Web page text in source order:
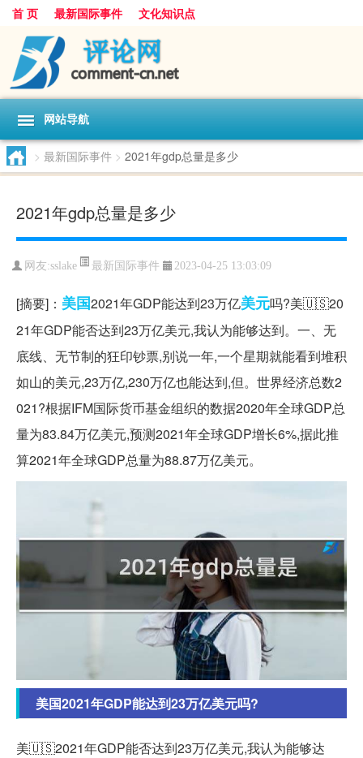
首 页 最新国际事件 文化知识点
网站导航
> 最新国际事件 > 2021年gdp总量是多少
2021年gdp总量是多少
网友:sslake 最新国际事件 2023-04-25 13:03:09
[摘要]： 美国2021年GDP能达到23万亿美元吗?美🇺🇸20
21年GDP能否达到23万亿美元,我认为能够达到。一、无
底线、无节制的狂印钞票,别说一年,一个星期就能看到堆积
如山的美元,23万亿,230万亿也能达到,但。世界经济总数2
021?根据IFM国际货币基金组织的数据2020年全球GDP总
量为83.84万亿美元,预测2021年全球GDP增长6%,据此推
算2021年全球GDP总量为88.87万亿美元。
美国2021年GDP能达到23万亿美元吗?
美🇺🇸2021年GDP能否达到23万亿美元,我认为能够达